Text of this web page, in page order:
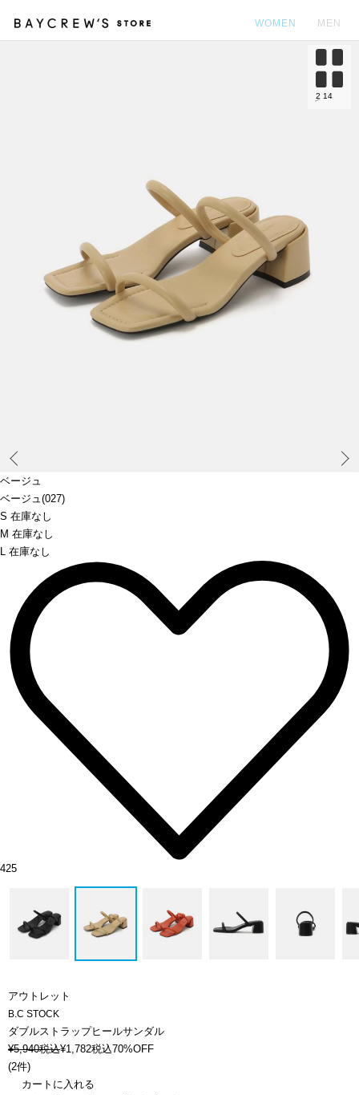
WOMEN MEN
ベージュ
ベージュ(027)
S 在庫なし
M 在庫なし
L 在庫なし
2 14
425
アウトレット
B.C STOCK
ダブルストラップヒールサンダル
¥5,940税込¥1,782税込70%OFF
(2件)
カートに入れる